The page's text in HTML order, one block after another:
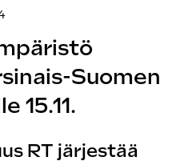
Suomen
15.11.
RT järjestää